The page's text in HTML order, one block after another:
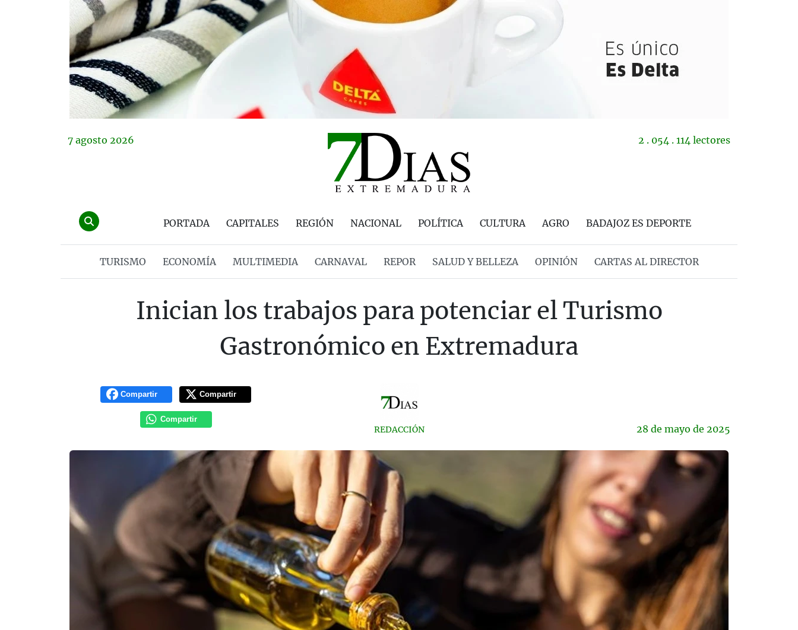
7 agosto 2026 2 . 054 . 114 lectores
PORTADA CAPITALES REGIÓN NACIONAL POLÍTICA CULTURA AGRO BADAJOZ ES DEPORTE
TURISMO ECONOMÍA MULTIMEDIA CARNAVAL REPOR SALUD Y BELLEZA OPINIÓN CARTAS AL DIRECTOR
Inician los trabajos para potenciar el Turismo
Gastronómico en Extremadura
Compartir Compartir
Compartir
REDACCIÓN 28 de mayo de 2025